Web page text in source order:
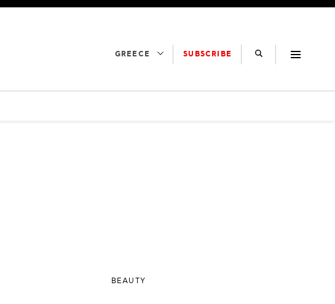
GREECE SUBSCRIBE
BEAUTY